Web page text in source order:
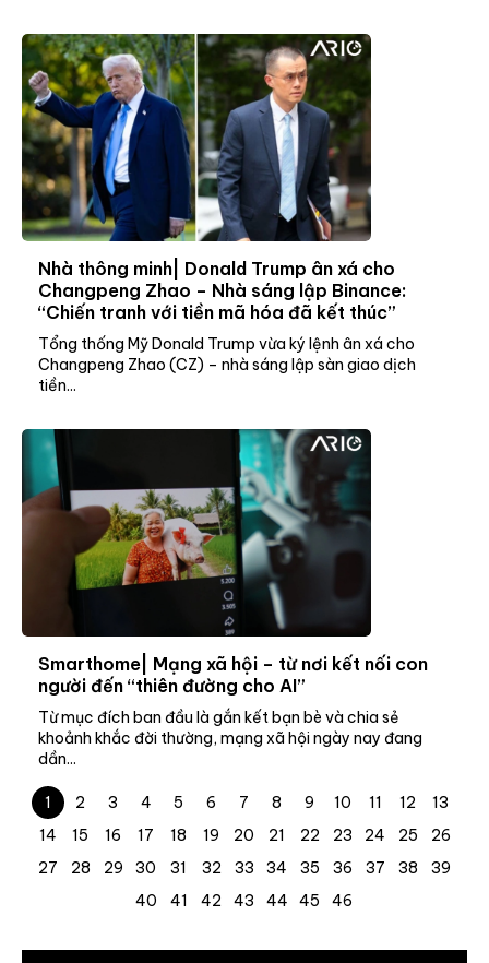
Nhà thông minh| Donald Trump ân xá cho
Changpeng Zhao – Nhà sáng lập Binance:
“Chiến tranh với tiền mã hóa đã kết thúc”
Tổng thống Mỹ Donald Trump vừa ký lệnh ân xá cho
Changpeng Zhao (CZ) – nhà sáng lập sàn giao dịch
tiền...
Smarthome| Mạng xã hội – từ nơi kết nối con
người đến “thiên đường cho AI”
Từ mục đích ban đầu là gắn kết bạn bè và chia sẻ
khoảnh khắc đời thường, mạng xã hội ngày nay đang
dần...
1 2 3 4 5 6 7 8 9 10 11 12
13
14
15 16 17 18 19 20 21 22 23 24 25
26
27
28 29 30 31 32 33 34 35 36 37 38
39
40
41 42 43 44 45 46